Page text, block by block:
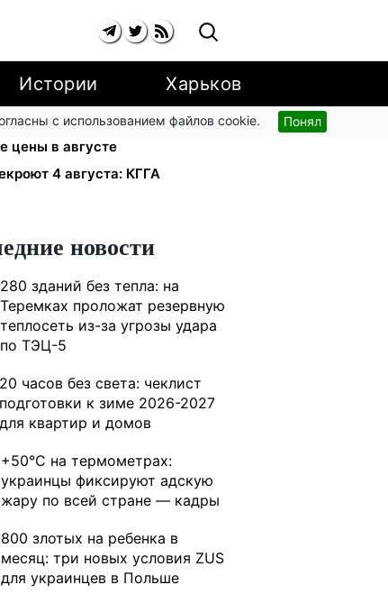
Истории Харьков
с использованием файлов cookie. Понял
грн/куб, газ может
цены в августе
4 августа: КГГА
новости
280 зданий без тепла: на
Теремках проложат резервную
теплосеть из-за угрозы удара
по ТЭЦ-5
20 часов без света: чеклист
подготовки к зиме 2026-2027
для квартир и домов
+50°C на термометрах:
украинцы фиксируют адскую
жару по всей стране — кадры
800 злотых на ребенка в
месяц: три новых условия ZUS
для украинцев в Польше